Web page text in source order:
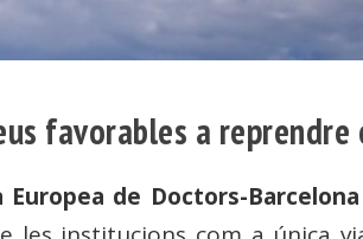
favorables a
Europea de Doctors-